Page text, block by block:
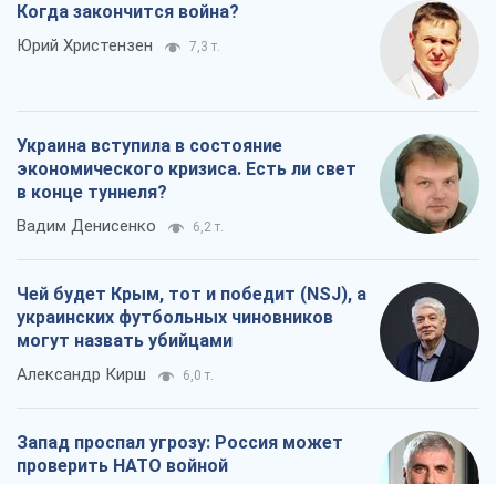
Когда закончится война?
Юрий Христензен 7,3 т.
Украина вступила в состояние
экономического кризиса. Есть ли свет
в конце туннеля?
Вадим Денисенко 6,2 т.
Чей будет Крым, тот и победит (NSJ), а
украинских футбольных чиновников
могут назвать убийцами
Александр Кирш 6,0 т.
Запад проспал угрозу: Россия может
проверить НАТО войной